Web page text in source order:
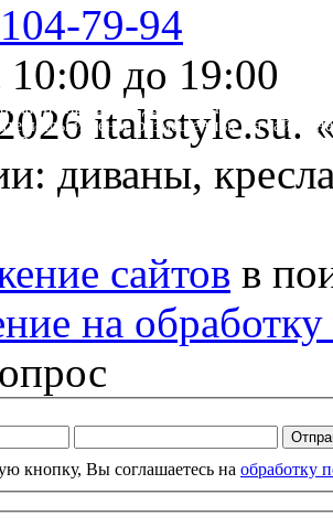
79-94
10:00 до 19:00
на то, что данный интернет-сайт
и цены, размещенные на сайте,
РФ.
italistyle.su.
диваны,
сайтов в
на
кнопку, Вы соглашаетесь на обработку